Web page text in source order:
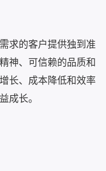
求的客户提供独到准
神、可信赖的品质和
长、成本降低和效率
成长。